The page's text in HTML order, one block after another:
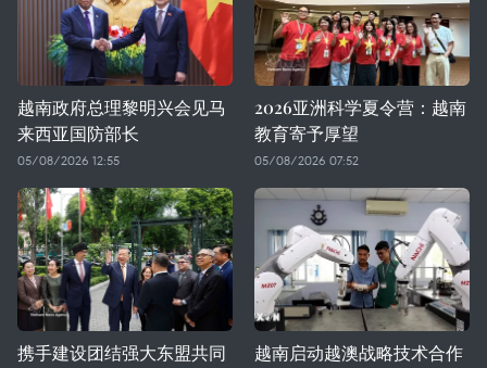
越南政府总理黎明兴会见马
来西亚国防部长
05/08/2026 12:55
2026亚洲科学夏令营：越南
教育寄予厚望
05/08/2026 07:52
携手建设团结强大东盟共同
越南启动越澳战略技术合作